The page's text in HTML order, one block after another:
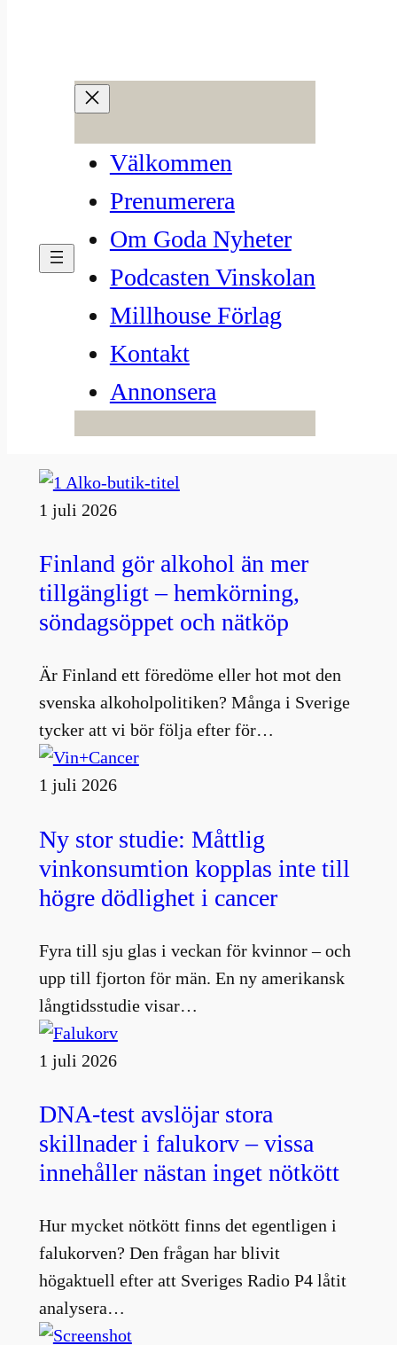
Välkommen
Prenumerera
Om Goda Nyheter
Podcasten Vinskolan
Millhouse Förlag
Kontakt
Annonsera
tips och trix
okt 20, 2022—avDavid Back
Fler nyheter
1 juli 2026
Finland gör alkohol än mer
tillgängligt – hemkörning,
söndagsöppet och nätköp
Är Finland ett föredöme eller hot mot den
svenska alkoholpolitiken? Många i Sverige
tycker att vi bör följa efter för…
1 juli 2026
Ny stor studie: Måttlig
vinkonsumtion kopplas inte till
högre dödlighet i cancer
Fyra till sju glas i veckan för kvinnor – och
upp till fjorton för män. En ny amerikansk
långtidsstudie visar…
1 juli 2026
DNA-test avslöjar stora
skillnader i falukorv – vissa
innehåller nästan inget nötkött
Hur mycket nötkött finns det egentligen i
falukorven? Den frågan har blivit
högaktuell efter att Sveriges Radio P4 låtit
analysera…